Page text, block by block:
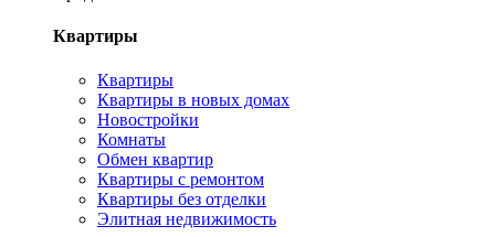
Квартиры
Квартиры
Квартиры в новых домах
Новостройки
Комнаты
Обмен квартир
Квартиры с ремонтом
Квартиры без отделки
Элитная недвижимость